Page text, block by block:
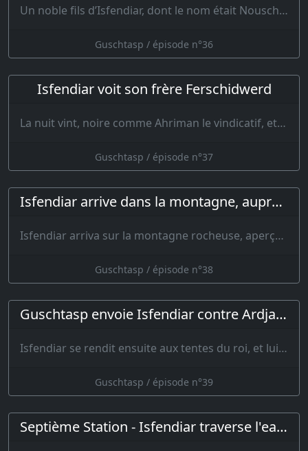
Un noble fils d’Isfendiar, dont le nom était Nousch-Ader, se tenait sur les remparts…
Guschtasp / épisode n°36
Isfendiar voit son frère Ferschidwerd
La nuit vint, noire comme Ahriman le vindicatif, et le bruit des clochettes se fi…
Guschtasp / épisode n°37
Isfendiar arrive dans la montagne, auprès de Guschtasp
Isfendiar arriva sur la montagne rocheuse, aperçut son père et l…
Guschtasp / épisode n°38
Guschtasp envoie Isfendiar contre Ardjasp
Isfendiar se rendit ensuite aux tentes du roi, et lui parla de toutes choses,…
Guschtasp / épisode n°39
Septième Station - Isfendiar traverse l'eau et tue Kergsar